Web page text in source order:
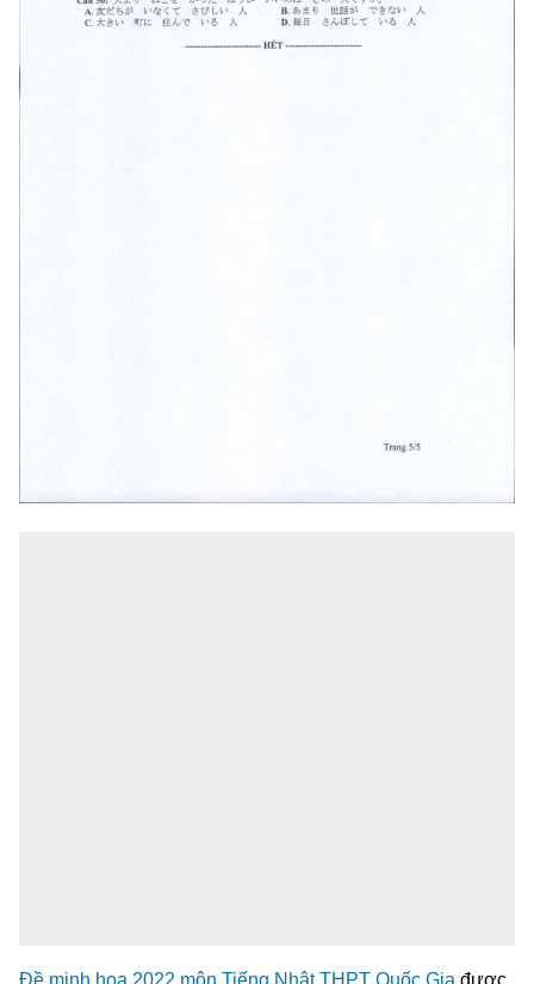
Đề minh họa 2022 môn Tiếng Nhật THPT Quốc Gia được